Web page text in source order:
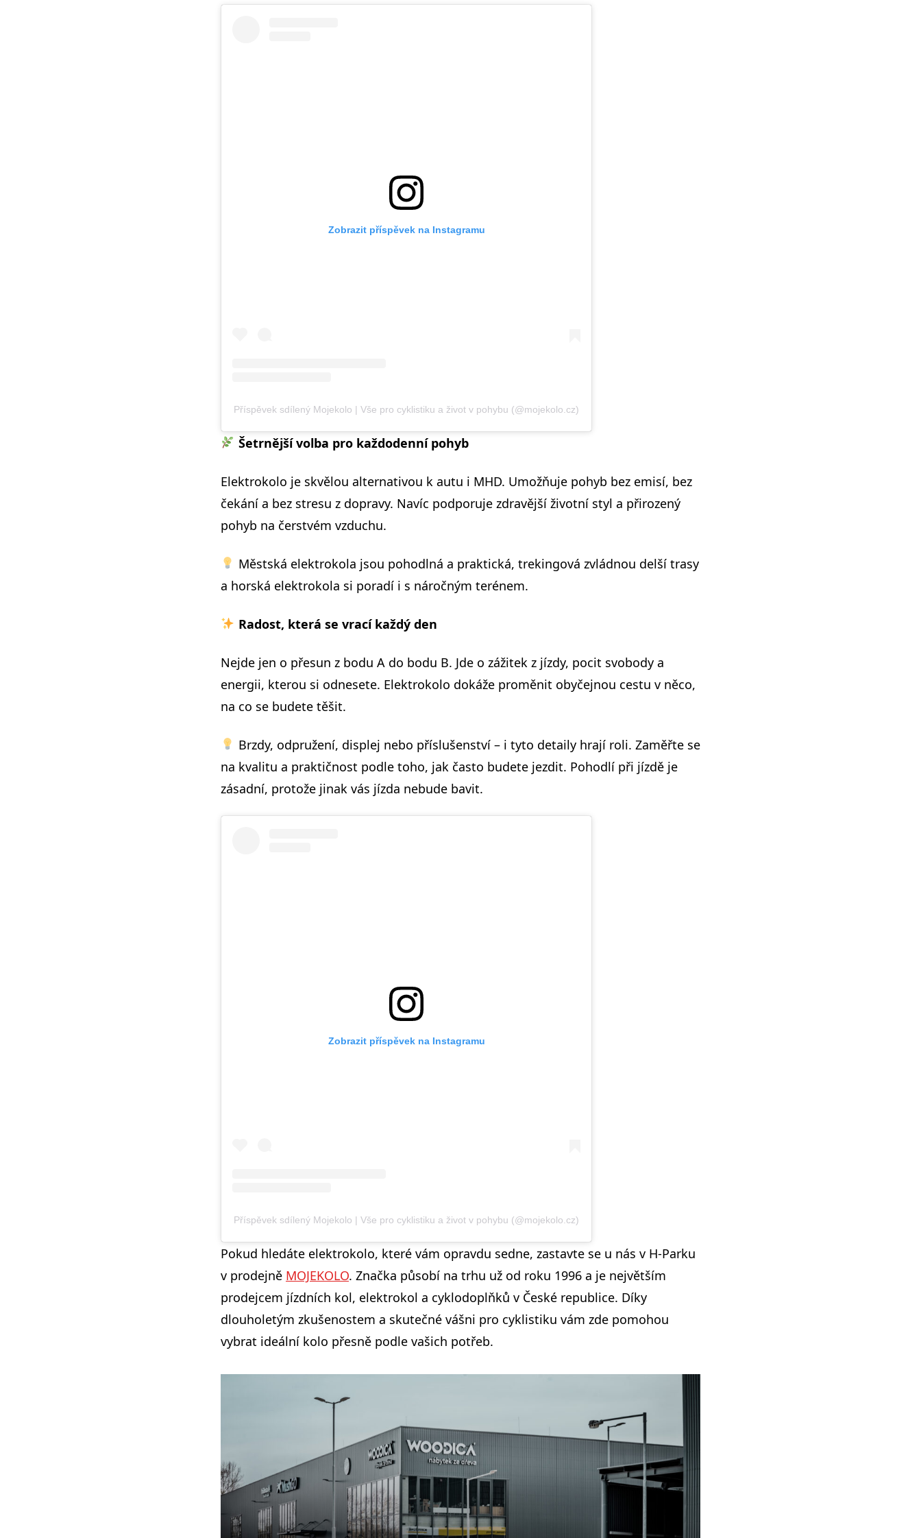
Zobrazit příspěvek na Instagramu
Příspěvek sdílený Mojekolo | Vše pro cyklistiku a život v pohybu (@mojekolo.cz)
Šetrnější volba pro každodenní pohyb
Elektrokolo je skvělou alternativou k autu i MHD. Umožňuje pohyb bez emisí, bez
čekání a bez stresu z dopravy. Navíc podporuje zdravější životní styl a přirozený
pohyb na čerstvém vzduchu.
Městská elektrokola jsou pohodlná a praktická, trekingová zvládnou delší trasy
a horská elektrokola si poradí i s náročným terénem.
Radost, která se vrací každý den
Nejde jen o přesun z bodu A do bodu B. Jde o zážitek z jízdy, pocit svobody a
energii, kterou si odnesete. Elektrokolo dokáže proměnit obyčejnou cestu v něco,
na co se budete těšit.
Brzdy, odpružení, displej nebo příslušenství – i tyto detaily hrají roli. Zaměřte se
na kvalitu a praktičnost podle toho, jak často budete jezdit. Pohodlí při jízdě je
zásadní, protože jinak vás jízda nebude bavit.
Zobrazit příspěvek na Instagramu
Příspěvek sdílený Mojekolo | Vše pro cyklistiku a život v pohybu (@mojekolo.cz)
Pokud hledáte elektrokolo, které vám opravdu sedne, zastavte se u nás v H-Parku
v prodejně MOJEKOLO. Značka působí na trhu už od roku 1996 a je největším
prodejcem jízdních kol, elektrokol a cyklodoplňků v České republice. Díky
dlouholetým zkušenostem a skutečné vášni pro cyklistiku vám zde pomohou
vybrat ideální kolo přesně podle vašich potřeb.